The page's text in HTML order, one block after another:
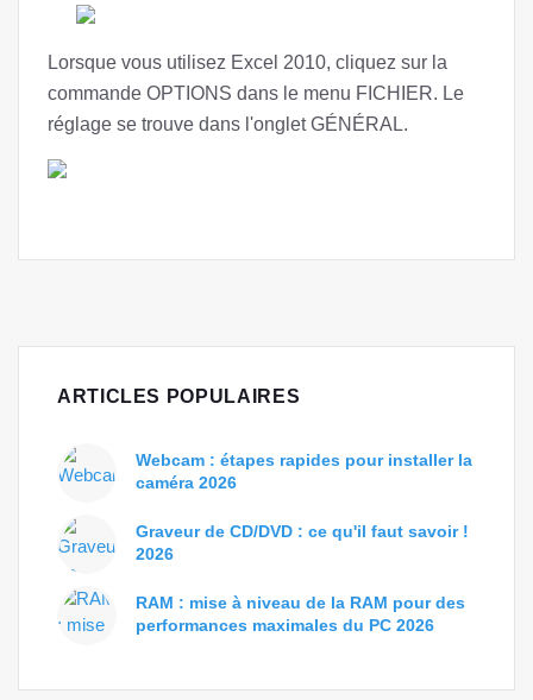
Lorsque vous utilisez Excel 2010, cliquez sur la
commande OPTIONS dans le menu FICHIER. Le
réglage se trouve dans l'onglet GÉNÉRAL.
ARTICLES POPULAIRES
Webcam : étapes rapides pour installer la
caméra 2026
Graveur de CD/DVD : ce qu'il faut savoir !
2026
RAM : mise à niveau de la RAM pour des
performances maximales du PC 2026